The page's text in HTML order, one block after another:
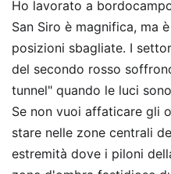
Ho lavorato a
San Siro è magnifica, ma
posizioni sbagliate. I
del secondo rosso
tunnel" quando le luci
Se non vuoi affaticare gli
stare nelle zone centrali
estremità dove i piloni